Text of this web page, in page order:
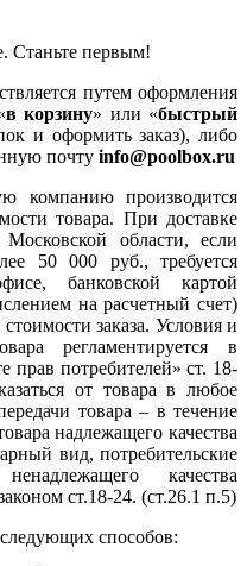
Станьте первым!
путем оформления
в корзину» или «быстрый
и оформить заказ), либо
почту info@poolbox.ru
компанию производится
товара. При доставке
области, если
50 000 руб., требуется
банковской картой
на расчетный счет)
заказа. Условия и
регламентируется в
прав потребителей» ст. 18-
от товара в любое
товара – в течение
надлежащего качества
вид, потребительские
качества
ст.18-24. (ст.26.1 п.5)
способов: